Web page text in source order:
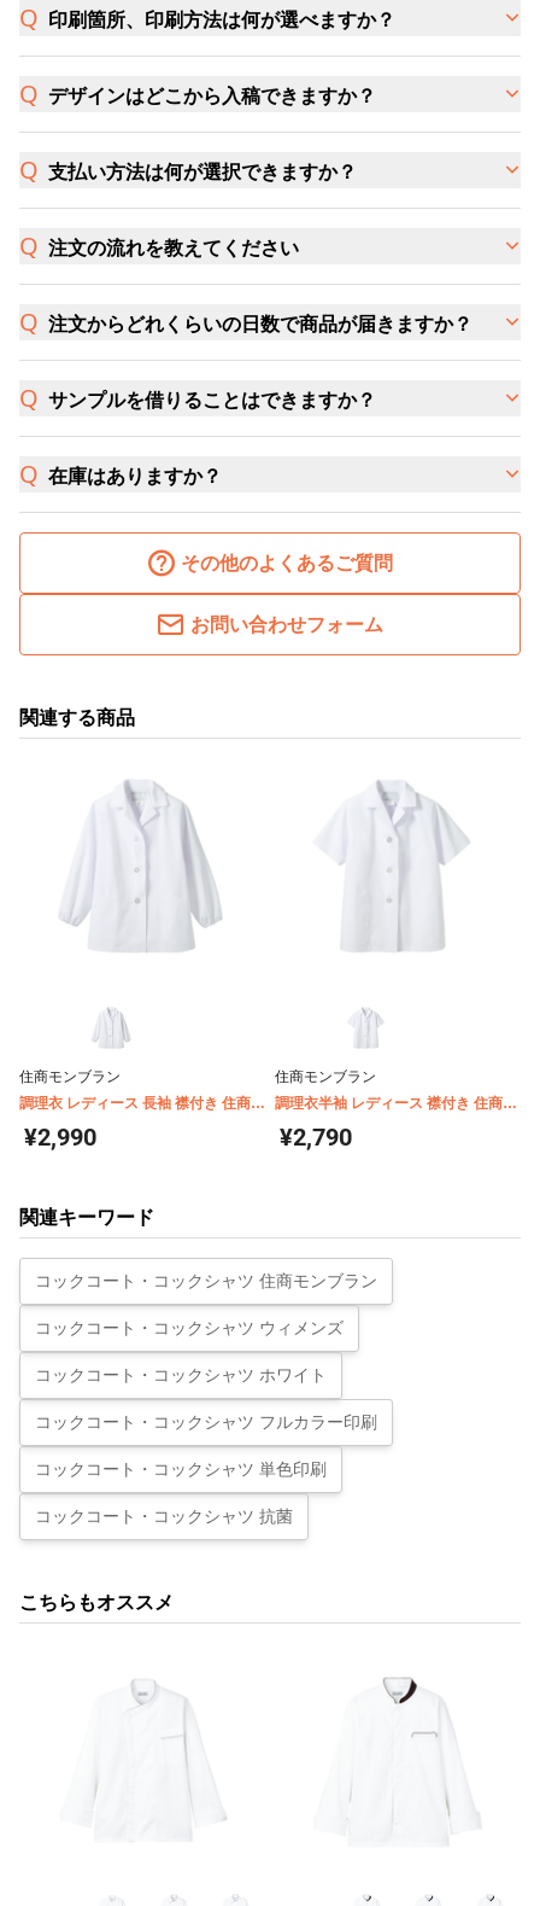
印刷箇所、印刷方法は何が選べますか？
デザインはどこから入稿できますか？
支払い方法は何が選択できますか？
注文の流れを教えてください
注文からどれくらいの日数で商品が届きますか？
サンプルを借りることはできますか？
在庫はありますか？
その他のよくあるご質問
お問い合わせフォーム
関連する商品
住商モンブラン
調理衣 レディース 長袖 襟付き 住商モ
¥2,990
住商モンブラン
調理衣半袖 レディース 襟付き 住商モ
¥2,790
関連キーワード
コックコート・コックシャツ 住商モンブラン
コックコート・コックシャツ ウィメンズ
コックコート・コックシャツ ホワイト
コックコート・コックシャツ フルカラー印刷
コックコート・コックシャツ 単色印刷
コックコート・コックシャツ 抗菌
こちらもオススメ